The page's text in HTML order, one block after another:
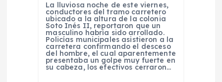
La lluviosa noche de este viernes,
conductores del tramo carretero
ubicado a la altura de la colonia
Soto Inés II, reportaron que un
masculino habría sido arrollado.
Policías municipales asistieron a la
carretera confirmando el desceso
del hombre, el cual aparentemente
presentaba un golpe muy fuerte en
su cabeza, los efectivos cerraron…